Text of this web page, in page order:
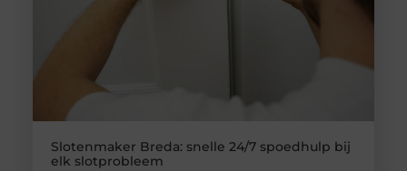
Slotenmaker Breda: snelle 24/7 spoedhulp bij
elk slotprobleem